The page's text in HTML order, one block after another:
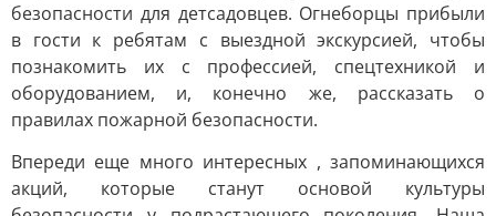
безопасности для детсадовцев. Огнеборцы прибыли
в гости к ребятам с выездной экскурсией, чтобы
познакомить их с профессией, спецтехникой и
оборудованием, и, конечно же, рассказать о
правилах пожарной безопасности.
Впереди еще много интересных , запоминающихся
акций, которые станут основой культуры